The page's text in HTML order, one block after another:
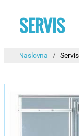
SERVIS
Naslovna / Servis